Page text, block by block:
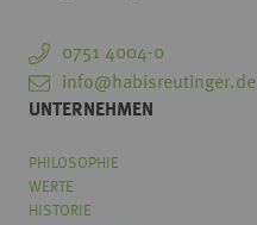
0751 4004-0
info@habisreutinger.de
UNTERNEHMEN
PHILOSOPHIE
WERTE
HISTORIE